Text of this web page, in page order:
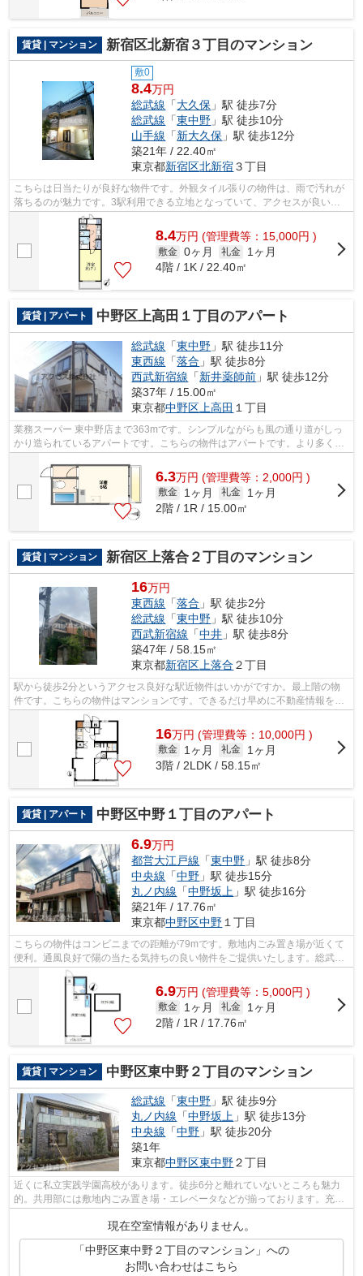
賃貸 | マンション 新宿区北新宿３丁目のマンション
敷0
8.4万円
総武線 「大久保 」駅 徒歩7分
総武線 「東中野 」駅 徒歩10分
山手線 「新大久保 」駅 徒歩12分
築21年 / 22.40㎡
東京都新宿区北新宿３丁目
こちらは日当たりが良好な物件です。外観タイル張りの物件は、雨で汚れが
落ちるのが魅力です。3駅利用できる立地となっていて、アクセスが良いで
す。こちらの物件はマンションです。新...
8.4万円 (管理費等：15,000円 )
敷金 0ヶ月 礼金
1ヶ月
4階 / 1K / 22.40㎡
賃貸 | アパート 中野区上高田１丁目のアパート
総武線 「東中野 」駅 徒歩11分
東西線 「落合 」駅 徒歩8分
西武新宿線 「新井薬師前 」駅 徒歩12分
築37年 / 15.00㎡
東京都中野区 上高田 １丁目
業務スーパー 東中野店まで363mです。シンプルながらも風の通り道がしっ
かり造られているアパートです。こちらの物件はアパートです。より多くの
6.3万円 (管理費等：2,000円 )
敷金 1ヶ月 礼金
1ヶ月
2階 / 1R / 15.00㎡
賃貸 | マンション 新宿区上落合２丁目のマンション
16万円
東西線 「落合 」駅 徒歩2分
総武線 「東中野 」駅 徒歩10分
西武新宿線 「中井 」駅 徒歩8分
築47年 / 58.15㎡
東京都新宿区 上落合 ２丁目
駅から徒歩2分というアクセス良好な駅近物件はいかがですか。最上階の物
件です。こちらの物件はマンションです。できるだけ早めに不動産情報を集
めたい方は当社スタッフまでご連絡くだ...
16万円 (管理費等：10,000円 )
敷金 1ヶ月 礼金
1ヶ月
3階 / 2LDK / 58.15㎡
賃貸 | アパート 中野区中野１丁目のアパート
6.9万円
都営大江戸線 「東中野 」駅 徒歩8分
中央線 「中野 」駅 徒歩15分
丸ノ内線 「中野坂上 」駅 徒歩16分
築21年 / 17.76㎡
東京都中野区中野 １丁目
こちらの物件はコンビニまでの距離が79mです。敷地内ごみ置き場が近くて
便利。通風良好で陽の当たる気持ちの良い物件をご提供いたします。総武線
東中野近辺の物件のことなら、アクセス...
6.9万円 (管理費等：5,000円 )
敷金 1ヶ月 礼金
1ヶ月
2階 / 1R / 17.76㎡
賃貸 | マンション 中野区東中野２丁目のマンション
総武線 「東中野 」駅 徒歩9分
丸ノ内線 「中野坂上 」駅 徒歩13分
中央線 「中野 」駅 徒歩20分
築1年
東京都中野区東中野２丁目
近くに私立実践学園高校があります。徒歩6分と離れていないところも魅力
的。共用部には敷地内ごみ置き場・エレベータなどが揃っております。充実
の設備と綺麗な室内を兼ね備えた、2025...
現在空室情報がありません。
「中野区東中野２丁目のマンション」への
お問い合わせはこちら